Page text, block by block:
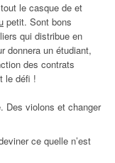
le casque de et
petit. Sont bons
qui distribue en
donnera un étudiant,
des contrats
le défi !
Des violons et changer
ce quelle n’est